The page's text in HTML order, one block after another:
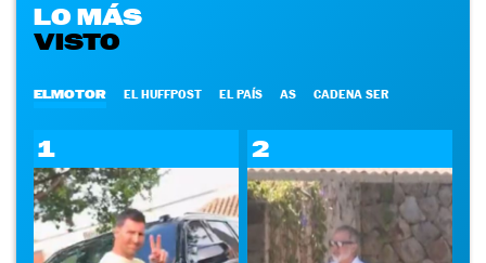
LO MÁS
VISTO
ELMOTOR EL HUFFPOST EL PAÍS AS CADENA SER
1 2